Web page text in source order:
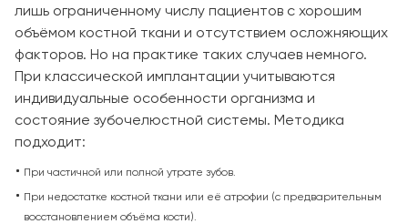
лишь ограниченному числу пациентов с хорошим
объёмом костной ткани и отсутствием осложняющих
факторов. Но на практике таких случаев немного.
При классической имплантации учитываются
индивидуальные особенности организма и
состояние зубочелюстной системы. Методика
подходит:
При частичной или полной утрате зубов.
При недостатке костной ткани или её атрофии (с предварительным
восстановлением объёма кости).